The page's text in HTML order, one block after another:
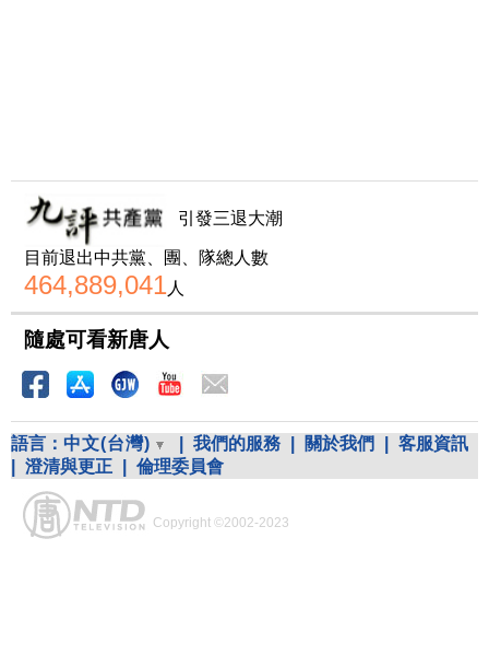
引發三退大潮
目前退出中共黨、團、隊總人數
464,889,041人
隨處可看新唐人
語言： 中文(台灣) 我們的服務 關於我們
客服資訊
澄清與更正 倫理委員會
Copyright ©2002-2023